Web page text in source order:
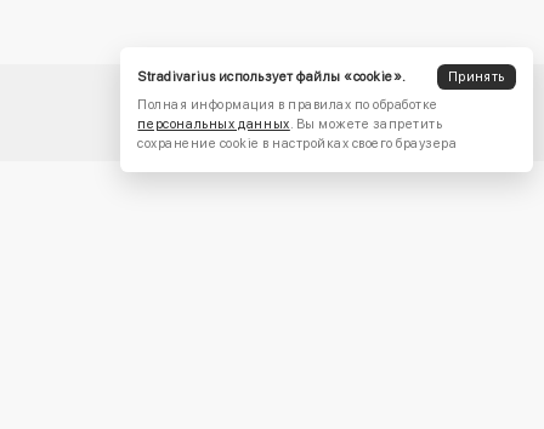
Stradivarius использует файлы «cookie».
Принять
Полная информация в правилах по обработке
персональных данных. Вы можете запретить
сохранение cookie в настройках своего браузера